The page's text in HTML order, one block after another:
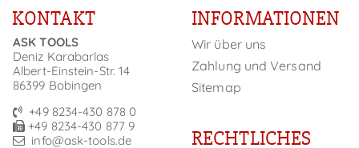
KONTAKT
ASK TOOLS
Deniz Karabarlas
Albert-Einstein-Str. 14
86399 Bobingen
+49 8234-430 878 0
+49 8234-430 877 9
info@ask-tools.de
INFORMATIONEN
Wir über uns
Zahlung und Versand
Sitemap
RECHTLICHES